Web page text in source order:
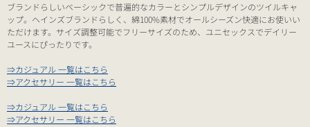
ブランドらしいベーシックで普遍的なカラーとシンプルデザインのツイルキャ
ップ。ヘインズブランドらしく、綿100%素材でオールシーズン快適にお使いい
ただけます。サイズ調整可能でフリーサイズのため、ユニセックスでデイリー
ユースにぴったりです。
⇒カジュアル 一覧はこちら
⇒アクセサリー 一覧はこちら
⇒カジュアル 一覧はこちら
⇒アクセサリー 一覧はこちら